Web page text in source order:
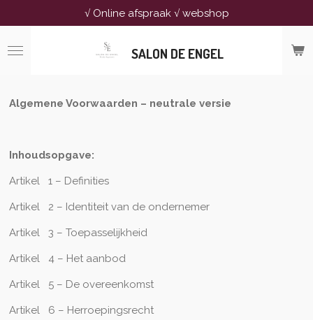
direct
naar
SALON DE ENGEL
√ Online afspraak √ webshop
Algemene Voorwaarden – neutrale versie
Inhoudsopgave:
Artikel 1 – Definities
Artikel 2 – Identiteit van de ondernemer
Artikel 3 – Toepasselijkheid
Artikel 4 – Het aanbod
Artikel 5 – De overeenkomst
Artikel 6 – Herroepingsrecht